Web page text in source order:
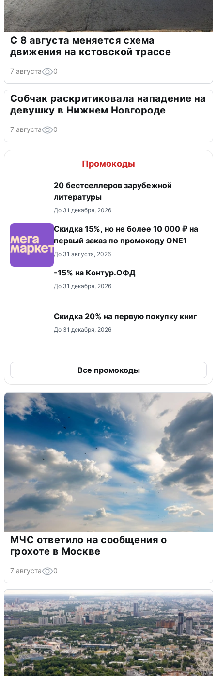
С 8 августа меняется схема
движения на кстовской трассе
7 августа 0
Собчак раскритиковала нападение на
девушку в Нижнем Новгороде
7 августа 0
Промокоды
20 бестселлеров зарубежной
литературы
До 31 декабря, 2026
Скидка 15%, но не более 10 000 ₽ на
первый заказ по промокоду ONE1
До 31 августа, 2026
-15% на Контур.ОФД
До 31 декабря, 2026
Скидка 20% на первую покупку книг
До 31 декабря, 2026
Все промокоды
МЧС ответило на сообщения о
грохоте в Москве
7 августа 0